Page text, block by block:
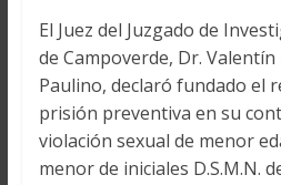
El Juez del Juzgado de
de Campoverde, Dr.
Paulino, declaró fundado el
prisión preventiva en su
violación sexual de menor
menor de iniciales D.S.M.N.